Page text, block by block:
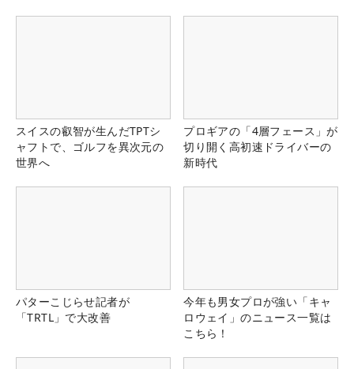
スイスの叡智が生んだTPTシ
ャフトで、ゴルフを異次元の
世界へ
プロギアの「4層フェース」が
切り開く高初速ドライバーの
新時代
パターこじらせ記者が
「TRTL」で大改善
今年も男女プロが強い「キャ
ロウェイ」のニュース一覧は
こちら！